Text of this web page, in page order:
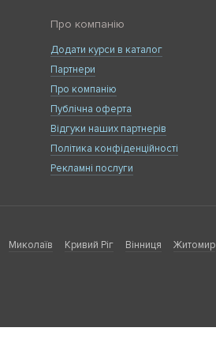
Про компанію
Додати курси в каталог
Партнери
Про компанію
Публічна оферта
Відгуки наших партнерів
Політика конфіденційності
Рекламні послуги
Миколаїв Кривий Ріг Вінниця Житомир